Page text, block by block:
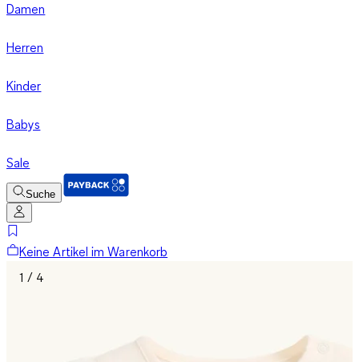
Damen
Herren
Kinder
Babys
Sale
Suche
Keine Artikel im Warenkorb
1 / 4